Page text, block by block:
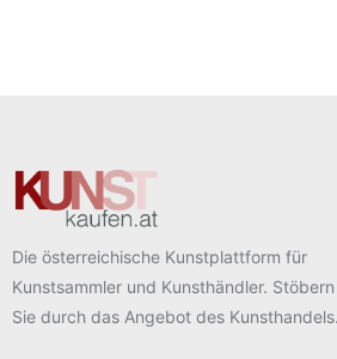
Die österreichische Kunstplattform für
Kunstsammler und Kunsthändler. Stöbern
Sie durch das Angebot des Kunsthandels.